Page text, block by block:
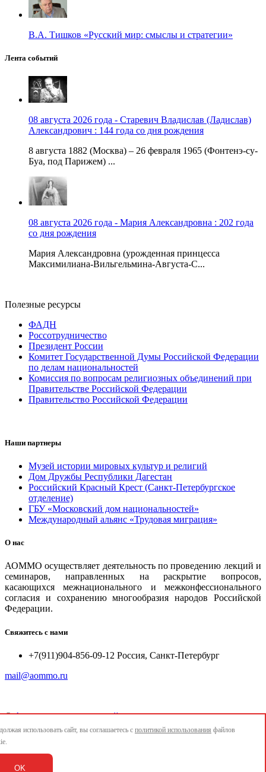
В.А. Тишков «Русский мир: смыслы и стратегии»
Лента событий
08 августа 2026 года - Старевич Владислав (Ладислав)
Александрович : 144 года со дня рождения
8 августа 1882 (Москва) – 26 февраля 1965 (Фонтенэ-су-
Буа, под Парижем) ...
08 августа 2026 года - Мария Александровна : 202 года
со дня рождения
Мария Александровна (урожденная принцесса
Максимилиана-Вильгельмина-Августа-С...
Полезные ресурсы
ФАДН
Россотрудничество
Президент России
Комитет Государственной Думы Российской Федерации
по делам национальностей
Комиссия по вопросам религиозных объединений при
Правительстве Российской Федерации
Правительство Российской Федерации
Наши партнеры
Музей истории мировых культур и религий
Дом Дружбы Республики Дагестан
Российский Красный Крест (Санкт-Петербургское
отделение)
ГБУ «Московский дом национальностей»
Международный альянс «Трудовая миграция»
О нас
АОММО осуществляет деятельность по проведению лекций и
семинаров, направленных на раскрытие вопросов,
касающихся межнационального и межконфессионального
согласия и сохранению многообразия народов Российской
Федерации.
Свяжитесь с нами
+7(911)904-856-09-12 Россия, Санкт-Петербург
mail@aommo.ru
© Ассоциация организаций по реализации национальных
проектов и достижению национальных целей развития
mail@aommo.ru
использовать сайт, вы соглашаетесь с политикой использования файлов
OK